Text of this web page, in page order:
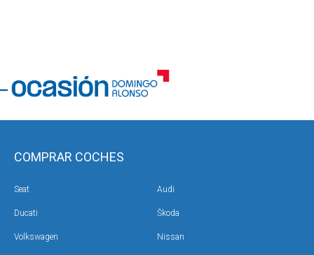
COMPRAR COCHES
Seat Audi
Ducati Škoda
Volkswagen Nissan